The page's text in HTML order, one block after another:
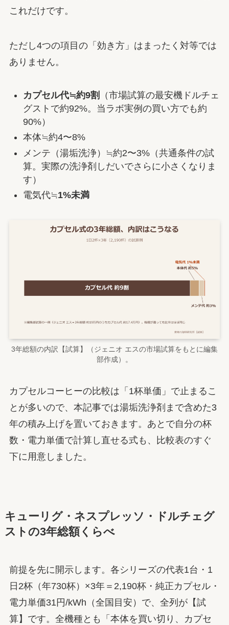
これだけです。
ただし4つの項目の「効き方」はまったく対等では
ありません。
カプセル代≒約9割
（市場試算の最安機ドルチェ
グストで約92%。当ラボ実例の買い方でも約
90%）
本体≒約4〜8%
メンテ（湯垢洗浄）≒約2〜3%（共通条件の試
算。実際の洗浄剤しだいでさらに小さくなりま
す）
電気代≒1%未満
3年総額の内訳【試算】（ジェニオ エスの市場試算をもとに編集
部作成）。
カプセルコーヒーの比較は「1杯単価」で止まるこ
とが多いので、本記事では湯垢洗浄剤まで含めた3
年の積み上げを置いておきます。あとで自分の杯
数・電力単価で計算し直せる式も、比較表のすぐ
下に用意しました。
キューリグ・ネスプレッソ・ドルチェグ
ストの3年総額くらべ
前提を先に開示します。各シリーズの代表1台・1
日2杯（年730杯）×3年＝2,190杯・純正カプセル・
電力単価31円/kWh（全国目安）で、全列が【試
算】です。全機種とも「本体を買い切り、カプセ